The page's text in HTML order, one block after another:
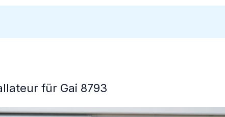
für Gai 8793